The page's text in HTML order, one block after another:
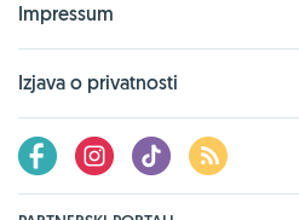
Impressum
Izjava o privatnosti